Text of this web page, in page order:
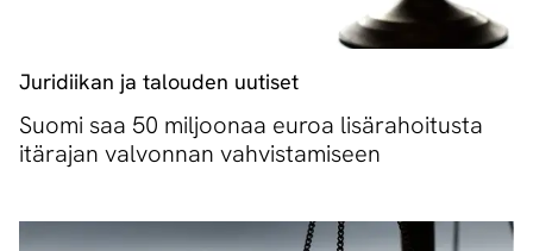
Juridiikan ja talouden uutiset
Suomi saa 50 miljoonaa euroa lisärahoitusta
itärajan valvonnan vahvistamiseen